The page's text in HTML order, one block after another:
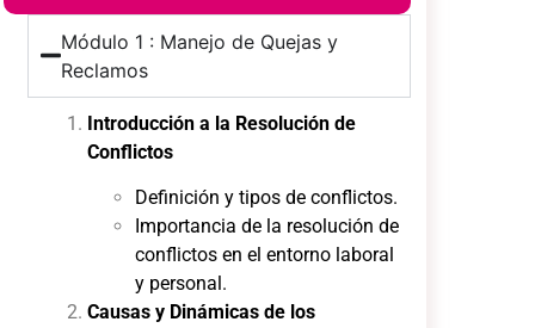
Módulo 1 : Manejo de Quejas y
Reclamos
Introducción a la Resolución de
Conflictos
Definición y tipos de conflictos.
Importancia de la resolución de
conflictos en el entorno laboral
y personal.
Causas y Dinámicas de los